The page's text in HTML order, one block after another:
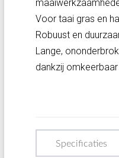
Voor taai gras en
Robuust en
Lange,
dankzij